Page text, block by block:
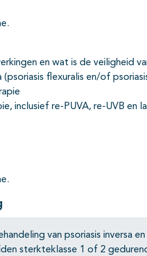
dichtklappen
dichtklappen
dichtklappen
dichtklappen
en wat is de veiligheid
(psoriasis flexuralis en/of
inclusief re-PUVA, re-UVB en
van psoriasis inversa
sterkteklasse 1 of 2